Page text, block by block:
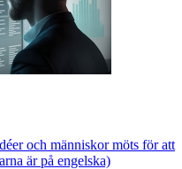
och människor möts för att
är på engelska)